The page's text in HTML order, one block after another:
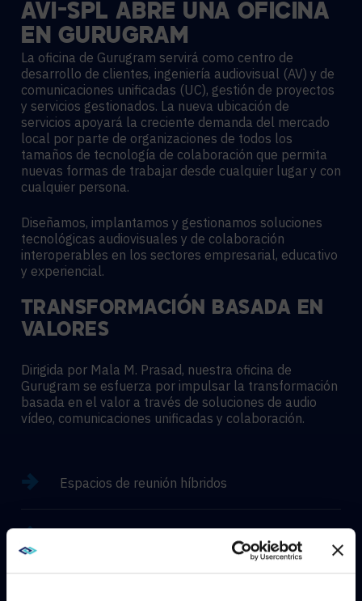
AVI-SPL ABRE UNA OFICINA
EN GURUGRAM
La oficina de Gurugram servirá como centro de
desarrollo de clientes, ingeniería audiovisual (AV) y de
comunicaciones unificadas (UC), gestión de proyectos
y servicios gestionados. La nueva ubicación de
servicios apoyará la creciente demanda del mercado
local por parte de organizaciones de todos los
tamaños de tecnología de colaboración que permita
nuevas formas de trabajar desde cualquier lugar y con
cualquier persona.
Diseñamos, implantamos y gestionamos soluciones
tecnológicas audiovisuales y de colaboración
interoperables en los sectores empresarial, educativo
y experiencial.
TRANSFORMACIÓN BASADA EN
VALORES
Dirigida por Mala M. Prasad, nuestra oficina de
Gurugram se esfuerza por impulsar la transformación
basada en el valor a través de soluciones de audio
vídeo, comunicaciones unificadas y colaboración.
Espacios de reunión híbridos